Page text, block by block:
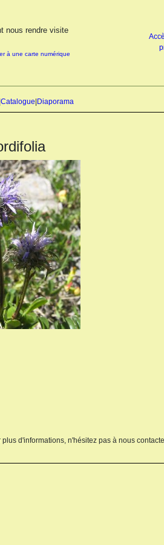
nous rendre visite
à une carte numérique
Catalogue Diaporama
d'informations, n'hésitez pas à nous